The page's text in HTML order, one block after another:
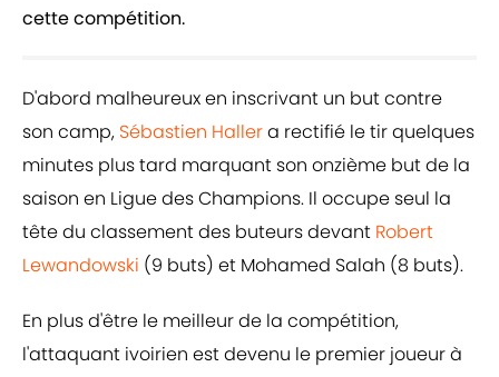
cette compétition.
D'abord malheureux en inscrivant un but contre
son camp, Sébastien Hallera rectifié le tir quelques
minutes plus tard marquant son onzième but de la
saison en Ligue des Champions. Il occupe seul la
tête du classement des buteurs devant Robert
Lewandowski (9 buts) et Mohamed Salah (8 buts).
En plus d'être le meilleur de la compétition,
l'attaquant ivoirien est devenu le premier joueur à